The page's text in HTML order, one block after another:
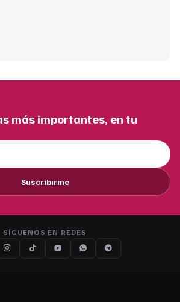
más importantes, en tu
Suscribirme
SÍGUENOS EN REDES